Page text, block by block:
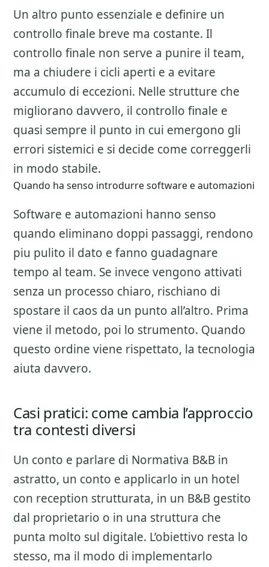
Un altro punto essenziale e definire un
controllo finale breve ma costante. Il
controllo finale non serve a punire il team,
ma a chiudere i cicli aperti e a evitare
accumulo di eccezioni. Nelle strutture che
migliorano davvero, il controllo finale e
quasi sempre il punto in cui emergono gli
errori sistemici e si decide come correggerli
in modo stabile.
Quando ha senso introdurre software e automazioni
Software e automazioni hanno senso
quando eliminano doppi passaggi, rendono
piu pulito il dato e fanno guadagnare
tempo al team. Se invece vengono attivati
senza un processo chiaro, rischiano di
spostare il caos da un punto all’altro. Prima
viene il metodo, poi lo strumento. Quando
questo ordine viene rispettato, la tecnologia
aiuta davvero.
Casi pratici: come cambia l’approccio
tra contesti diversi
Un conto e parlare di Normativa B&B in
astratto, un conto e applicarlo in un hotel
con reception strutturata, in un B&B gestito
dal proprietario o in una struttura che
punta molto sul digitale. L’obiettivo resta lo
stesso, ma il modo di implementarlo